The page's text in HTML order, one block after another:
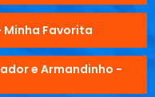
Minha Favorita
e Armandinho -